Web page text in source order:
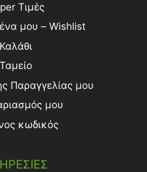
Τιμές
μου – Wishlist
Καλάθι
Ταμείο
Παραγγελίας μου
μου
κωδικός